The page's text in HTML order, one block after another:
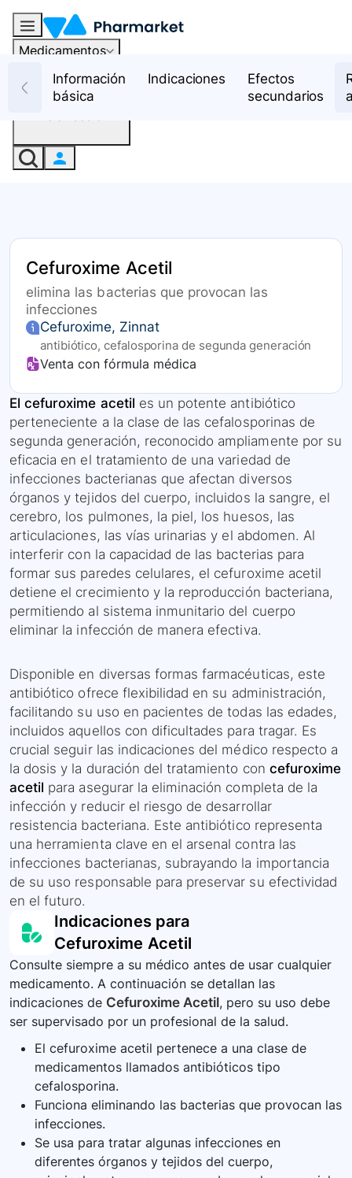
Medicamentos
RecursosInformación
básica
Indicaciones
Efectos
secundarios
Cefuroxime Acetil
elimina las bacterias que provocan las
infecciones
Cefuroxime, Zinnat
antibiótico, cefalosporina de segunda generación
Venta con fórmula médica
El cefuroxime acetil es un potente antibiótico
perteneciente a la clase de las cefalosporinas de
segunda generación, reconocido ampliamente por su
eficacia en el tratamiento de una variedad de
infecciones bacterianas que afectan diversos
órganos y tejidos del cuerpo, incluidos la sangre, el
cerebro, los pulmones, la piel, los huesos, las
articulaciones, las vías urinarias y el abdomen. Al
interferir con la capacidad de las bacterias para
formar sus paredes celulares, el cefuroxime acetil
detiene el crecimiento y la reproducción bacteriana,
permitiendo al sistema inmunitario del cuerpo
eliminar la infección de manera efectiva.
Disponible en diversas formas farmacéuticas, este
antibiótico ofrece flexibilidad en su administración,
facilitando su uso en pacientes de todas las edades,
incluidos aquellos con dificultades para tragar. Es
crucial seguir las indicaciones del médico respecto a
la dosis y la duración del tratamiento con cefuroxime
acetil para asegurar la eliminación completa de la
infección y reducir el riesgo de desarrollar
resistencia bacteriana. Este antibiótico representa
una herramienta clave en el arsenal contra las
infecciones bacterianas, subrayando la importancia
de su uso responsable para preservar su efectividad
en el futuro.
Indicaciones para
Cefuroxime Acetil
Consulte siempre a su médico antes de usar cualquier
medicamento. A continuación se detallan las
indicaciones de Cefuroxime Acetil, pero su uso debe
ser supervisado por un profesional de la salud.
El cefuroxime acetil pertenece a una clase de
medicamentos llamados antibióticos tipo
cefalosporina.
Funciona eliminando las bacterias que provocan las
infecciones.
Se usa para tratar algunas infecciones en
diferentes órganos y tejidos del cuerpo,